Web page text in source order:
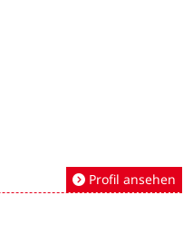
Profil ansehen